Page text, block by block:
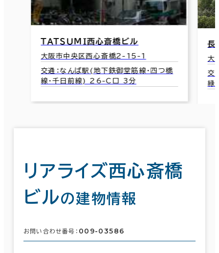
ＴＡＴＳＵＭＩ西心斎橋ビル
大阪市中央区西心斎橋2-15-1
交通：なんば駅(地下鉄御堂筋線･四つ橋
線･千日前線) 26-C口 3分
長
大
交
緑
リアライズ西心斎橋
ビルの建物情報
お問い合わせ番号： 009-03586